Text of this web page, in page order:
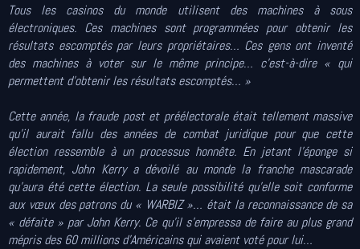
Tous les casinos du monde utilisent des machines à sous
électroniques. Ces machines sont programmées pour obtenir les
résultats escomptés par leurs propriétaires… Ces gens ont inventé
des machines à voter sur le même principe… c’est-à-dire « qui
permettent d’obtenir les résultats escomptés… »
Cette année, la fraude post et préélectorale était tellement massive
qu’il aurait fallu des années de combat juridique pour que cette
élection ressemble à un processus honnête. En jetant l’éponge si
rapidement, John Kerry a dévoilé au monde la franche mascarade
qu’aura été cette élection. La seule possibilité qu’elle soit conforme
aux vœux des patrons du « WARBIZ »… était la reconnaissance de sa
« défaite » par John Kerry. Ce qu’il s’empressa de faire au plus grand
mépris des 60 millions d’Américains qui avaient voté pour lui…